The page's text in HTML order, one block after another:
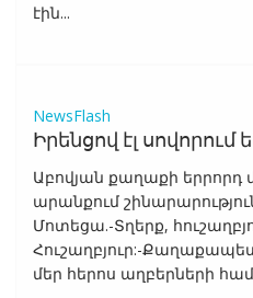
էին...
NewsFlash
Իրենցով էլ սովորում
Աբովյան քաղաքի երրորդ
արանքում
Մոտեցա.-Տղերք,
Հուշաղբյուր:-
մեր հերոս աղբերների